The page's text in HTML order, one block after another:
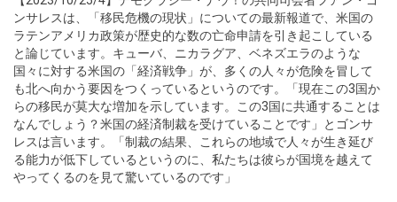
ンサレスは、「移民危機の現状」についての最新報道で、米国の
ラテンアメリカ政策が歴史的な数の亡命申請を引き起こしている
と論じています。キューバ、ニカラグア、ベネズエラのような
国々に対する米国の「経済戦争」が、多くの人々が危険を冒して
も北へ向かう要因をつくっているというのです。「現在この3国か
らの移民が莫大な増加を示しています。この3国に共通することは
なんでしょう？米国の経済制裁を受けていることです」とゴンサ
レスは言います。「制裁の結果、これらの地域で人々が生き延び
る能力が低下しているというのに、私たちは彼らが国境を越えて
やってくるのを見て驚いているのです」